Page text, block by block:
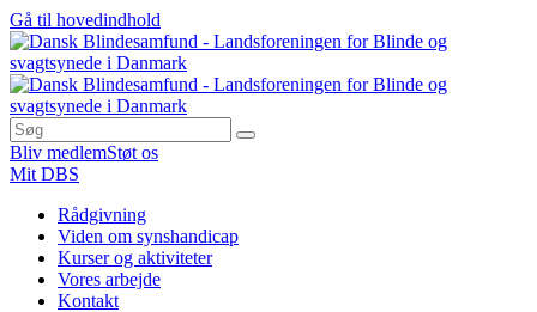
Gå til hovedindhold
Bliv medlemStøt os
Mit DBS
Rådgivning
Viden om synshandicap
Kurser og aktiviteter
Vores arbejde
Kontakt